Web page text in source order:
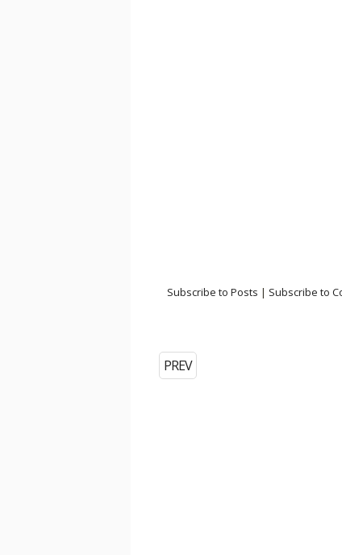
Subscribe to Posts | Subscribe to
PREV